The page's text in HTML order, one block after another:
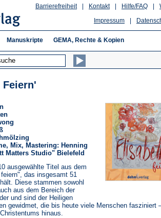
Hilfe/FAQ
Kontakt
Barrierefreiheit
Impressum
Manuskripte GEMA, Rechte & Kopien
Feiern'
Mix, Mastering: Henning
Matters Studio" Bielefeld
ausgewählte Titel aus dem
das insgesamt 51
Diese stammen sowohl
aus dem Bereich der
und sind der Heiligen
gewidmet, die bis heute viele Menschen fasziniert
hinaus.